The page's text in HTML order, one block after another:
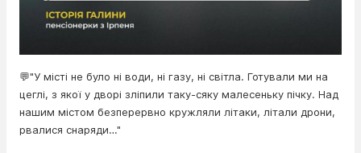
💬"У місті не було ні води, ні газу, ні світла. Готували ми на
цеглі, з якої у дворі зліпили таку-сяку малесеньку пічку. Над
нашим містом безперервно кружляли літаки, літали дрони,
рвалися снаряди…"